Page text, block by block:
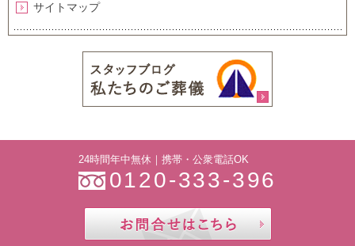
サイトマップ
24時間年中無休｜携帯・公衆電話OK
0120-333-396